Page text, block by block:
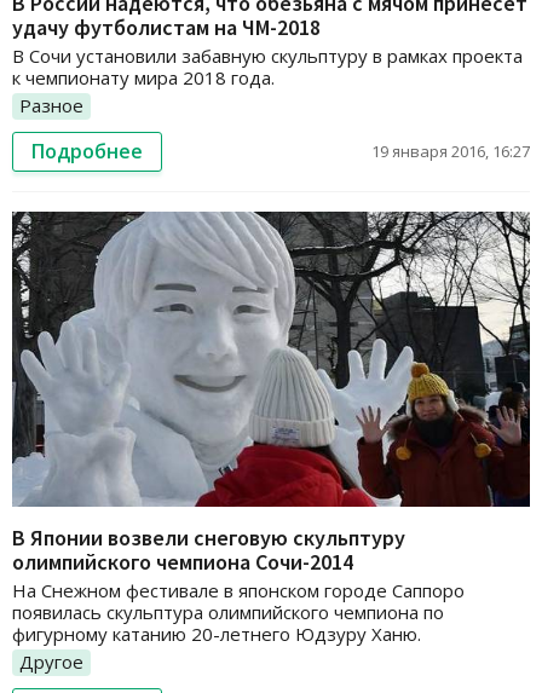
удачу футболистам на ЧМ-2018
В Сочи установили забавную скульптуру в рамках проекта
к чемпионату мира 2018 года.
Разное
Подробнее 19 января 2016, 16:27
В Японии возвели снеговую скульптуру
олимпийского чемпиона Сочи-2014
На Снежном фестивале в японском городе Саппоро
появилась скульптура олимпийского чемпиона по
фигурному катанию 20-летнего Юдзуру Ханю.
Другое